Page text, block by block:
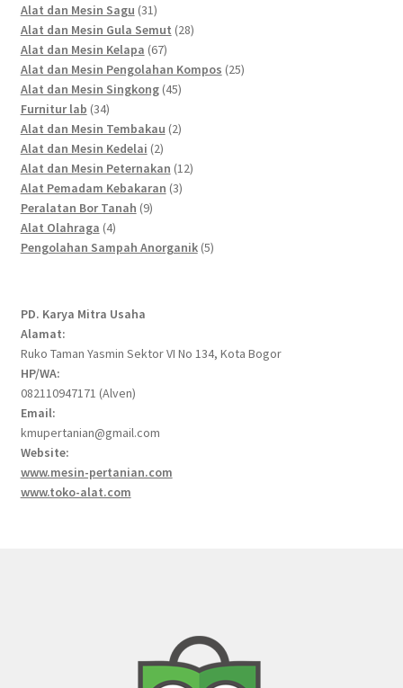
products
Alat dan Mesin Sagu 3131
products
Alat dan Mesin Gula Semut 2828
Alat dan Mesin Kelapa 6767
products
Alat dan Mesin Pengolahan Kompos 2525
Alat dan Mesin Singkong 4545
Furnitur lab 3434
products
Alat dan Mesin Tembakau 22
Alat dan Mesin Kedelai 22
products
Alat dan Mesin Peternakan 1212
Alat Pemadam Kebakaran 33
Peralatan Bor Tanah 99
Alat Olahraga 44
products
Pengolahan Sampah Anorganik 55
PD. Karya Mitra Usaha
Alamat:
Ruko Taman Yasmin Sektor VI No 134, Kota Bogor
HP/WA:
082110947171 (Alven)
Email:
kmupertanian@gmail.com
Website:
www.mesin-pertanian.com
www.toko-alat.com